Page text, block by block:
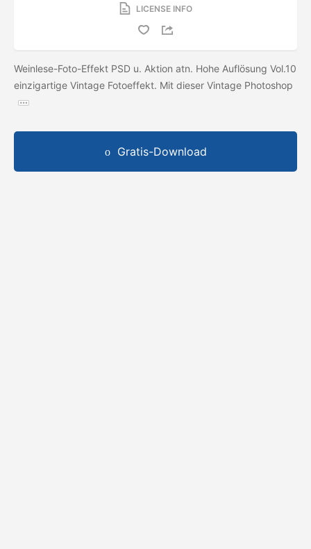
LICENSE INFO
Weinlese-Foto-Effekt PSD u. Aktion atn. Hohe Auflösung Vol.10
einzigartige Vintage Fotoeffekt. Mit dieser Vintage Photoshop
Gratis-Download